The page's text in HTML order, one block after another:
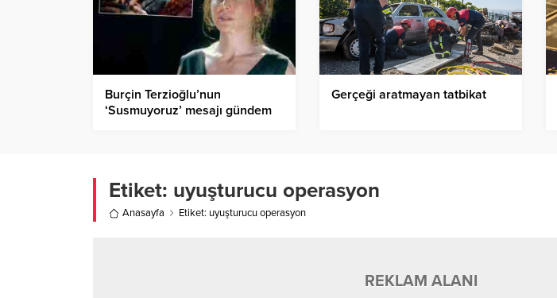
Burçin Terzioğlu’nun
‘Susmuyoruz’ mesajı gündem
Gerçeği aratmayan tatbikat
Etiket: uyuşturucu operasyon
Anasayfa Etiket: uyuşturucu operasyon
REKLAM ALANI